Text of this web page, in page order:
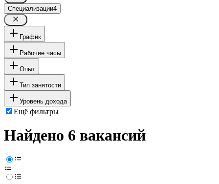
Специализации4
График
Рабочие часы
Опыт
Тип занятости
Уровень дохода
Ещё фильтры
Найдено 6 вакансий